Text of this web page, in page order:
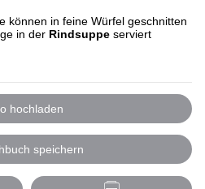
können in feine Würfel geschnitten
in der Rindsuppe serviert
hochladen
speichern